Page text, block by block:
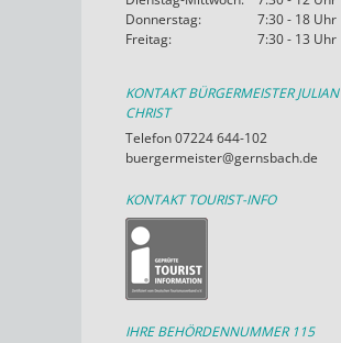
Donnerstag:
7:30 - 18 Uhr
Freitag:
7:30 - 13 Uhr
KONTAKT BÜRGERMEISTER JULIAN
CHRIST
Telefon 07224 644-102
buergermeister@gernsbach.de
KONTAKT TOURIST-INFO
IHRE BEHÖRDENNUMMER 115